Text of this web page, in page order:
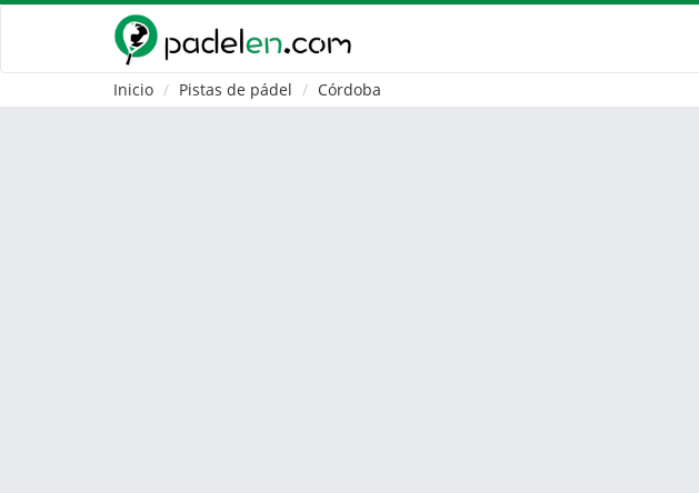
Inicio Pistas de pádel Córdoba